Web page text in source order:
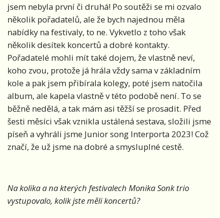
jsem nebyla první či druhá! Po soutěži se mi ozvalo
několik pořadatelů, ale že bych najednou měla
nabídky na festivaly, to ne. Vykvetlo z toho však
několik desítek koncertů a dobré kontakty.
Pořadatelé mohli mít také dojem, že vlastně neví,
koho zvou, protože já hrála vždy sama v základním
kole a pak jsem přibírala kolegy, poté jsem natočila
album, ale kapela vlastně v této podobě není. To se
běžně nedělá, a tak mám asi těžší se prosadit. Před
šesti měsíci však vznikla ustálená sestava, složili jsme
píseň a vyhráli jsme Junior song Interporta 2023! Což
značí, že už jsme na dobré a smysluplné cestě.
Na kolika a na kterých festivalech Monika Sonk trio
vystupovalo, kolik jste měli koncertů?